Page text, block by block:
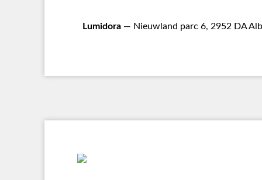
Lumidora — Nieuwland parc 6, 2952 DA